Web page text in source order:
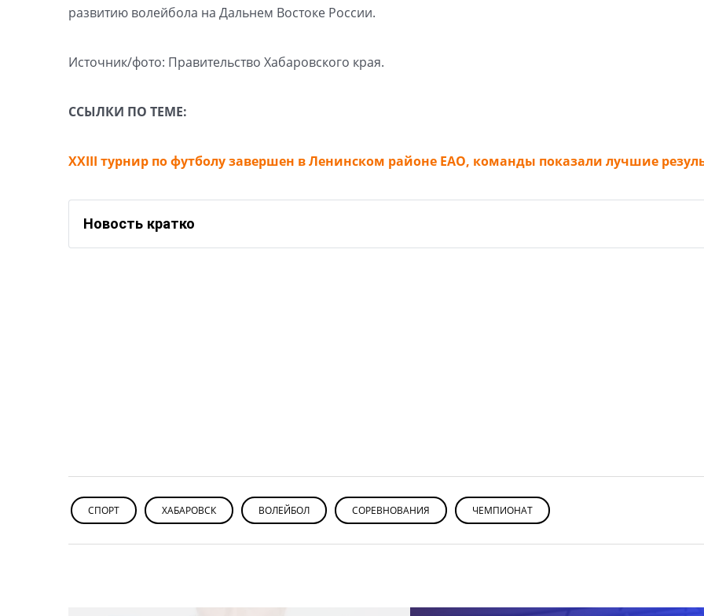
развитию волейбола на Дальнем Востоке России.
Источник/фото: Правительство Хабаровского края.
ССЫЛКИ ПО ТЕМЕ:
XXIII турнир по футболу завершен в Ленинском районе ЕАО, команды показали лучшие
Новость кратко
СПОРТ ХАБАРОВСК ВОЛЕЙБОЛ СОРЕВНОВАНИЯ ЧЕМПИОНАТ